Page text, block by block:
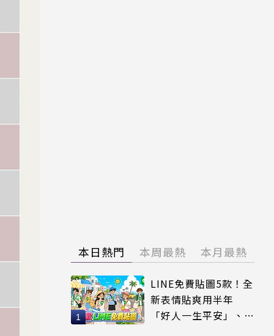
本日熱門 本周最熱 本月最熱
LINE免費貼圖5款！全
新表情貼爽用半年
「好人一生平安」、